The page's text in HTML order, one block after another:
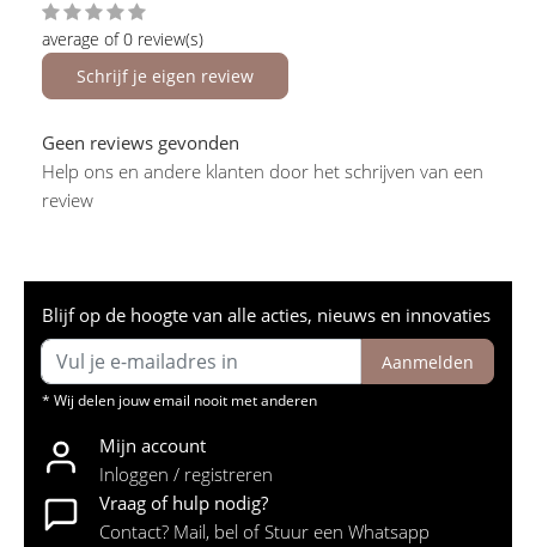
average of 0 review(s)
Schrijf je eigen review
Geen reviews gevonden
Help ons en andere klanten door het schrijven van een
review
Blijf op de hoogte van alle acties, nieuws en innovaties
Aanmelden
* Wij delen jouw email nooit met anderen
Mijn account
Inloggen / registreren
Vraag of hulp nodig?
Contact? Mail, bel of Stuur een Whatsapp